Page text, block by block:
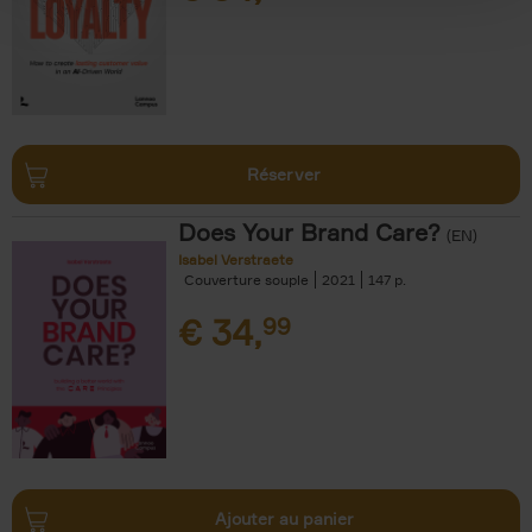
Réserver
Does Your Brand Care? (EN)
Isabel Verstraete
Couverture souple
2021 147
€ 34,99
Ajouter au panier